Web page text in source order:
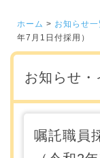
ホーム > お知らせ一
年7月1日付採用）
お知らせ・
嘱託職員